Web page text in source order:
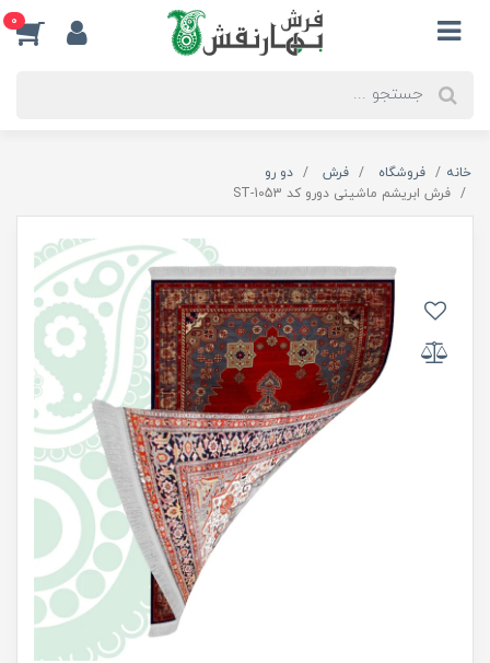
0
خانه فروشگاه فرش
دو رو
فرش ابریشم ماشینی دورو کد ST-1053